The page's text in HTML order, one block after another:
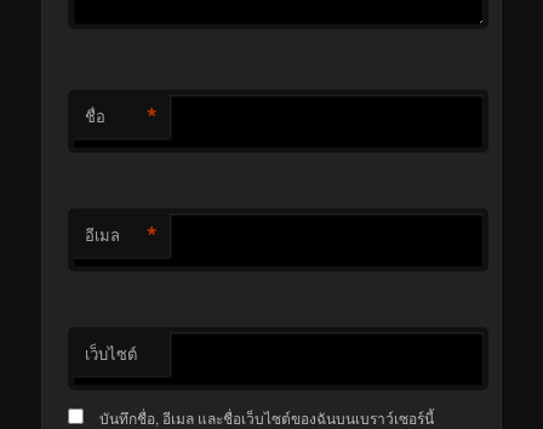
ชื่อ *
อีเมล *
เว็บไซต์
บันทึกชื่อ, อีเมล และชื่อเว็บไซต์ของฉันบนเบราว์เซอร์นี้